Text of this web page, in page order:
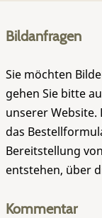
Bildanfragen
Sie möchten
gehen Sie bitte
unserer
das
Bereitstellung
entstehen, über
Kommentar